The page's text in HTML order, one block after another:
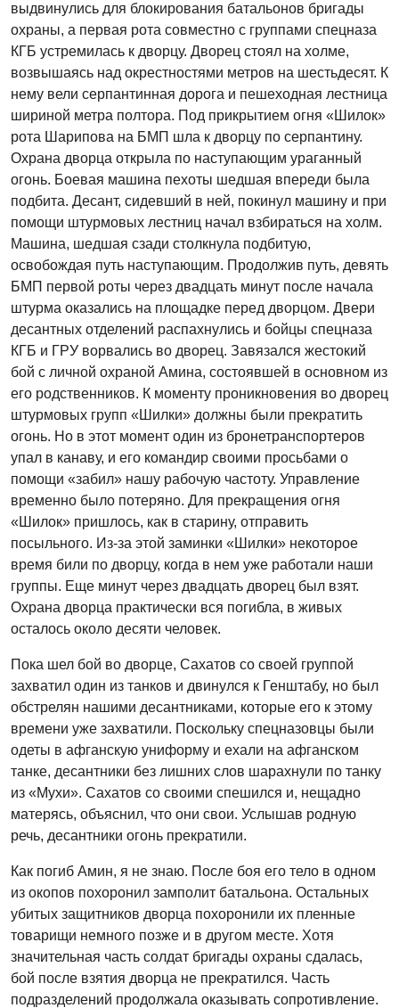
выдвинулись для блокирования батальонов бригады
охраны, а первая рота совместно с группами спецназа
КГБ устремилась к дворцу. Дворец стоял на холме,
возвышаясь над окрестностями метров на шестьдесят. К
нему вели серпантинная дорога и пешеходная лестница
шириной метра полтора. Под прикрытием огня «Шилок»
рота Шарипова на БМП шла к дворцу по серпантину.
Охрана дворца открыла по наступающим ураганный
огонь. Боевая машина пехоты шедшая впереди была
подбита. Десант, сидевший в ней, покинул машину и при
помощи штурмовых лестниц начал взбираться на холм.
Машина, шедшая сзади столкнула подбитую,
освобождая путь наступающим. Продолжив путь, девять
БМП первой роты через двадцать минут после начала
штурма оказались на площадке перед дворцом. Двери
десантных отделений распахнулись и бойцы спецназа
КГБ и ГРУ ворвались во дворец. Завязался жестокий
бой с личной охраной Амина, состоявшей в основном из
его родственников. К моменту проникновения во дворец
штурмовых групп «Шилки» должны были прекратить
огонь. Но в этот момент один из бронетранспортеров
упал в канаву, и его командир своими просьбами о
помощи «забил» нашу рабочую частоту. Управление
временно было потеряно. Для прекращения огня
«Шилок» пришлось, как в старину, отправить
посыльного. Из-за этой заминки «Шилки» некоторое
время били по дворцу, когда в нем уже работали наши
группы. Еще минут через двадцать дворец был взят.
Охрана дворца практически вся погибла, в живых
осталось около десяти человек.
Пока шел бой во дворце, Сахатов со своей группой
захватил один из танков и двинулся к Генштабу, но был
обстрелян нашими десантниками, которые его к этому
времени уже захватили. Поскольку спецназовцы были
одеты в афганскую униформу и ехали на афганском
танке, десантники без лишних слов шарахнули по танку
из «Мухи». Сахатов со своими спешился и, нещадно
матерясь, объяснил, что они свои. Услышав родную
речь, десантники огонь прекратили.
Как погиб Амин, я не знаю. После боя его тело в одном
из окопов похоронил замполит батальона. Остальных
убитых защитников дворца похоронили их пленные
товарищи немного позже и в другом месте. Хотя
значительная часть солдат бригады охраны сдалась,
бой после взятия дворца не прекратился. Часть
подразделений продолжала оказывать сопротивление.